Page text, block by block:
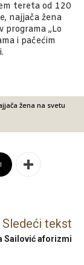
tereta od 120
najjača žena
programa „Lo
i pačećim
žena na svetu
Sledeći tekst
Sailović aforizmi